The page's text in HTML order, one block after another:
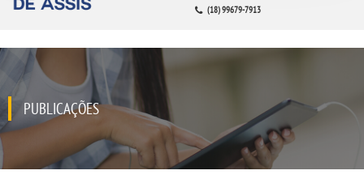
A FACULDADE
QUEM SOMOS
INFRAESTRUTURA
(18) 99679-7913
PUBLICAÇÕES